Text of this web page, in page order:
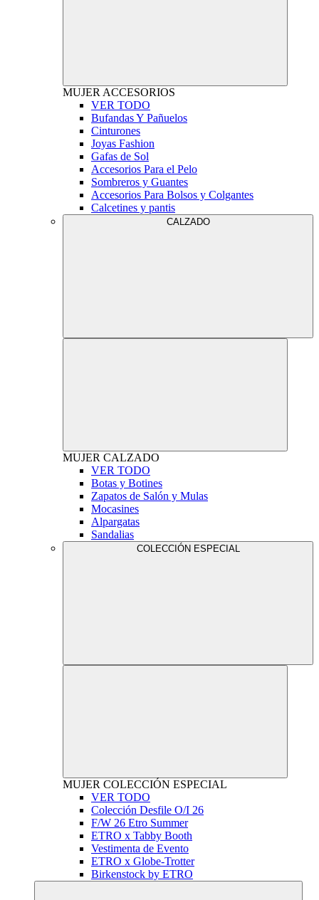
MUJER ACCESORIOS
VER TODO
Bufandas Y Pañuelos
Cinturones
Joyas Fashion
Gafas de Sol
Accesorios Para el Pelo
Sombreros y Guantes
Accesorios Para Bolsos y Colgantes
Calcetines y pantis
CALZADO
MUJER CALZADO
VER TODO
Botas y Botines
Zapatos de Salón y Mulas
Mocasines
Alpargatas
Sandalias
COLECCIÓN ESPECIAL
MUJER COLECCIÓN ESPECIAL
VER TODO
Colección Desfile O/I 26
F/W 26 Etro Summer
ETRO x Tabby Booth
Vestimenta de Evento
ETRO x Globe-Trotter
Birkenstock by ETRO